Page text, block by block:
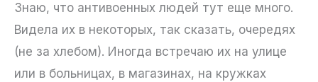
Знаю, что антивоенных людей тут еще много.
Видела их в некоторых, так сказать, очередях
(не за хлебом). Иногда встречаю их на улице
или в больницах, в магазинах, на кружках